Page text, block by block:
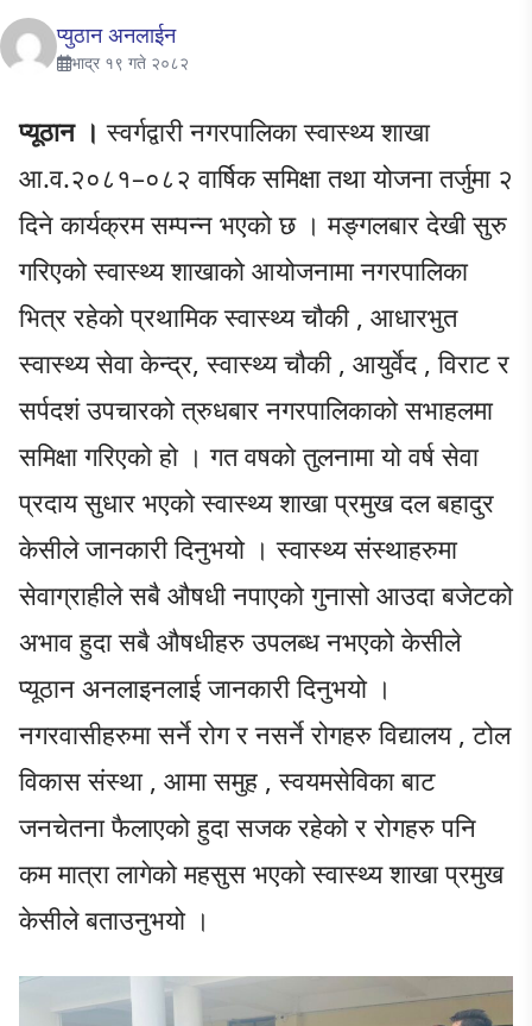
प्युठान अनलाईन
भाद्र १९ गते २०८२
प्यूठान ।स्वर्गद्वारी नगरपालिका स्वास्थ्य शाखा
आ.व.२०८१–०८२ वार्षिक समिक्षा तथा योजना तर्जुमा २
दिने कार्यक्रम सम्पन्न भएको छ । मङ्गलबार देखी सुरु
गरिएको स्वास्थ्य शाखाको आयोजनामा नगरपालिका
भित्र रहेको प्रथामिक स्वास्थ्य चौकी , आधारभुत
स्वास्थ्य सेवा केन्द्र, स्वास्थ्य चौकी , आयुर्वेद , विराट र
सर्पदशं उपचारको त्रुधबार नगरपालिकाको सभाहलमा
समिक्षा गरिएको हो । गत वषको तुलनामा यो वर्ष सेवा
प्रदाय सुधार भएको स्वास्थ्य शाखा प्रमुख दल बहादुर
केसीले जानकारी दिनुभयो । स्वास्थ्य संस्थाहरुमा
सेवाग्राहीले सबै औषधी नपाएको गुनासो आउदा बजेटको
अभाव हुदा सबै औषधीहरु उपलब्ध नभएको केसीले
प्यूठान अनलाइनलाई जानकारी दिनुभयो ।
नगरवासीहरुमा सर्ने रोग र नसर्ने रोगहरु विद्यालय , टोल
विकास संस्था , आमा समुह , स्वयमसेविका बाट
जनचेतना फैलाएको हुदा सजक रहेको र रोगहरु पनि
कम मात्रा लागेको महसुस भएको स्वास्थ्य शाखा प्रमुख
केसीले बताउनुभयो ।